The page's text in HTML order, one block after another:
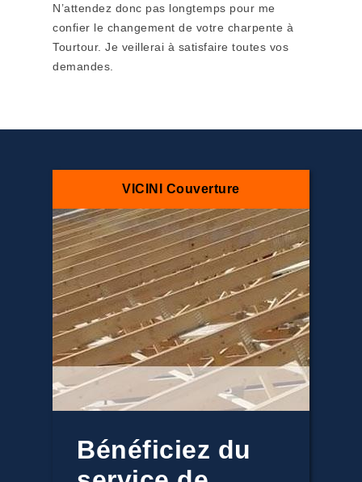
N’attendez donc pas longtemps pour me
confier le changement de votre charpente à
Tourtour. Je veillerai à satisfaire toutes vos
demandes.
VICINI Couverture
Bénéficiez du